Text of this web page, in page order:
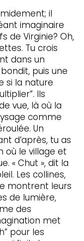
il
imaginaire
de Virginie? Oh,
Tu crois
dans un
puis une
si la nature
Ils
vue, là où la
comme
Un
d’après, tu as
où le village et
« Chut », dit la
Les collines,
montrent leurs
de lumière,
des
met
pour les